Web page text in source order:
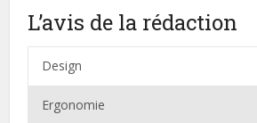
L’avis de la rédaction
Design
Ergonomie